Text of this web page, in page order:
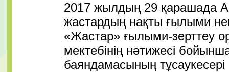
2017 жылдың 29 қарашада
жастардың нақты ғылыми
«Жастар» ғылыми-зерттеу
мектебінің нәтижесі
баяндамасының тұсаукесері